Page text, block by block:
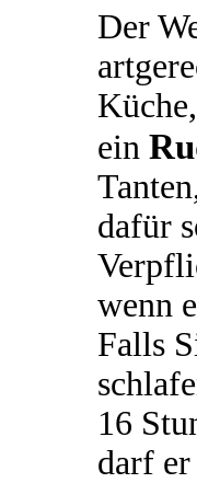
Der
ein
dafür
wenn
Falls
16
darf